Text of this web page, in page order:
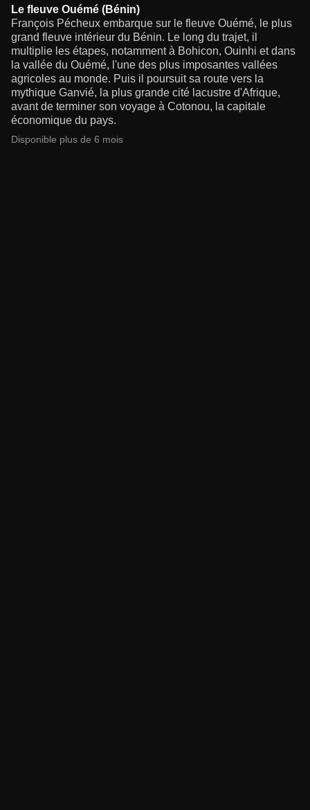
Le fleuve Ouémé (Bénin)
François Pécheux embarque sur le fleuve Ouémé, le plus
grand fleuve intérieur du Bénin. Le long du trajet, il
multiplie les étapes, notamment à Bohicon, Ouinhi et dans
la vallée du Ouémé, l'une des plus imposantes vallées
agricoles au monde. Puis il poursuit sa route vers la
mythique Ganvié, la plus grande cité lacustre d'Afrique,
avant de terminer son voyage à Cotonou, la capitale
économique du pays.
Disponible plus de 6 mois